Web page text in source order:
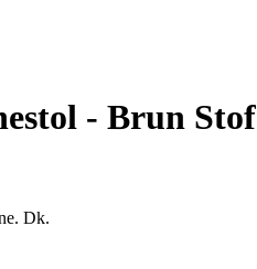
- Brun Stof
Dk.